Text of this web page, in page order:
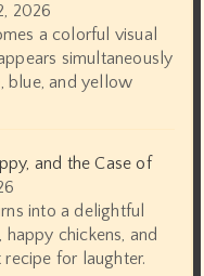
2026
a colorful visual
simultaneously
blue, and yellow
and the Case of
into a delightful
chickens, and
for laughter.